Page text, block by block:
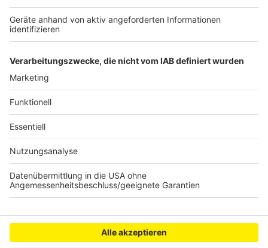
Köln: Einheitliche Regeln für Außengastronomie
Bedburg: Mini-Rampe für Skater in Aussicht
Anzeige